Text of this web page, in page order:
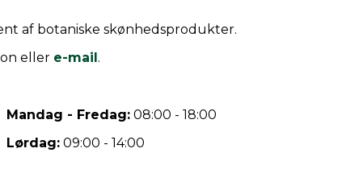
af botaniske skønhedsprodukter.
eller e-mail.
Mandag - Fredag: 08:00 - 18:00
Lørdag: 09:00 - 14:00